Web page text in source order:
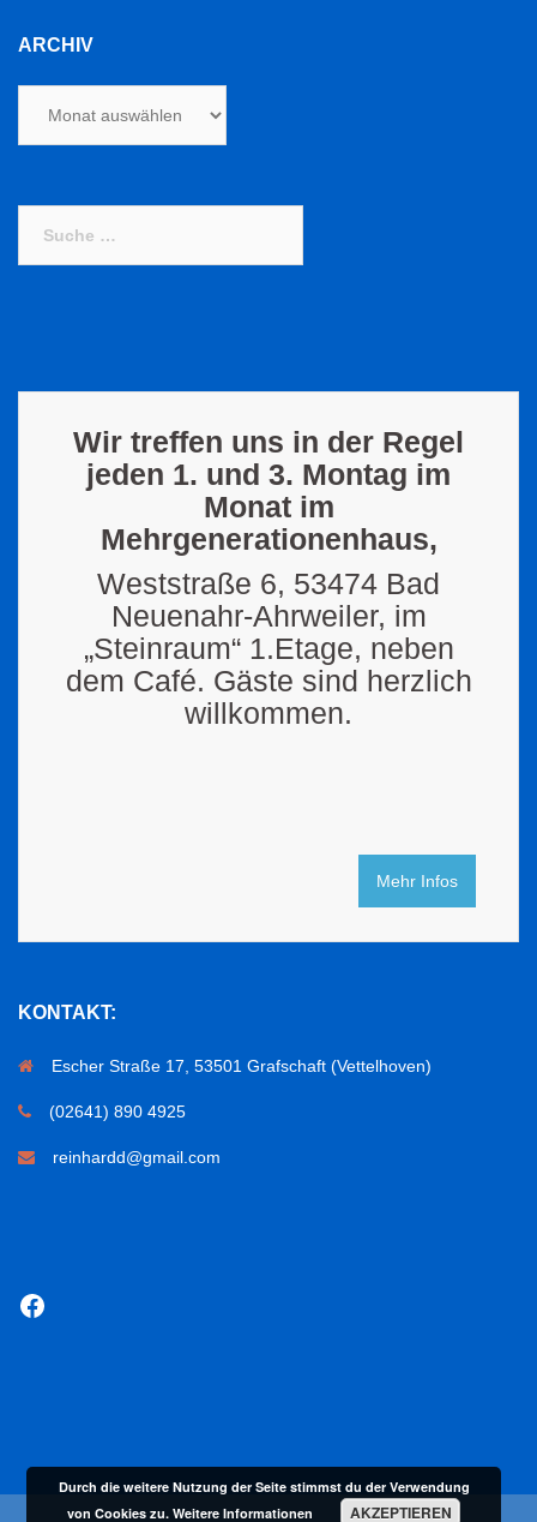
ARCHIV
nach:
Wir treffen uns in der Regel
jeden 1. und 3. Montag im
Monat im
Mehrgenerationenhaus,
Weststraße 6, 53474 Bad
Neuenahr-Ahrweiler, im
„Steinraum“ 1.Etage, neben
dem Café. Gäste sind herzlich
willkommen.
Mehr Infos
KONTAKT:
Escher Straße 17, 53501 Grafschaft (Vettelhoven)
(02641) 890 4925
reinhardd@gmail.com
Facebook
Durch die weitere Nutzung der Seite stimmst du der Verwendung
von Cookies zu.Weitere Informationen AKZEPTIEREN